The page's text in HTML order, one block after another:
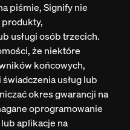
piśmie, Signify nie
produkty,
usługi osób trzecich.
że niektóre
końcowych,
usług lub
okres gwarancji na
oprogramowanie
aplikacje na